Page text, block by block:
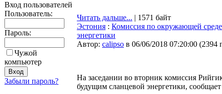
Вход пользователей
Пользователь:
Пароль:
Чужой
компьютер
Забыли пароль?
Читать дальше... | 1571 байт
Эстония : Комиссия по окружающей среде
энергетики
Автор: calipso в 06/06/2018 07:20:00 (2394
На заседании во вторник комиссия
будущим сланцевой энергетики,